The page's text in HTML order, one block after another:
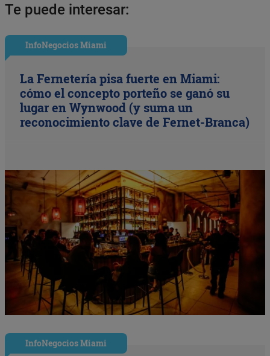
Te puede interesar:
InfoNegocios Miami
La Fernetería pisa fuerte en Miami:
cómo el concepto porteño se ganó su
lugar en Wynwood (y suma un
reconocimiento clave de Fernet-Branca)
InfoNegocios Miami